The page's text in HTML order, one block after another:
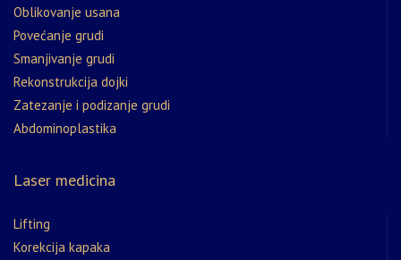
Oblikovanje usana
Povećanje grudi
Smanjivanje grudi
Rekonstrukcija dojki
Zatezanje i podizanje grudi
Abdominoplastika
Laser medicina
Lifting
Korekcija kapaka